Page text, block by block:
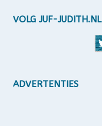
VOLG JUF-JUDITH.NL
ADVERTENTIES